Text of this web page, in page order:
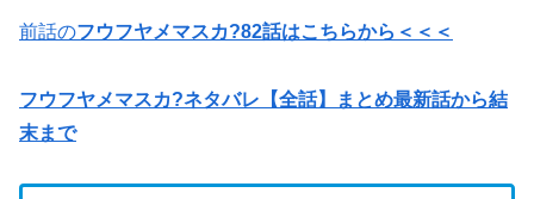
前話のフウフヤメマスカ?82話はこちらから＜＜＜
フウフヤメマスカ?ネタバレ【全話】まとめ最新話から結
末まで